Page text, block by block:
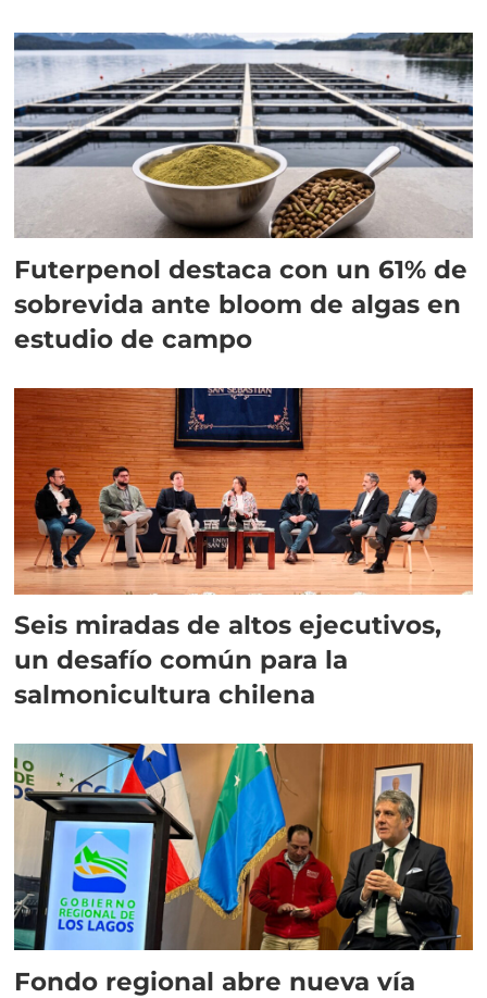
Futerpenol destaca con un 61% de
sobrevida ante bloom de algas en
estudio de campo
Seis miradas de altos ejecutivos,
un desafío común para la
salmonicultura chilena
Fondo regional abre nueva vía